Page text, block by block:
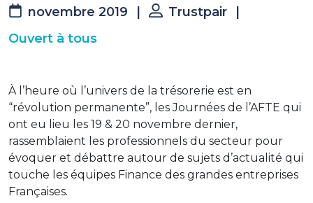
novembre 2019 Trustpair
Ouvert à tous
À l’heure où l’univers de la trésorerie est en
“révolution permanente”, les Journées de l’AFTE qui
ont eu lieu les 19 & 20 novembre dernier,
rassemblaient les professionnels du secteur pour
évoquer et débattre autour de sujets d’actualité qui
touche les équipes Finance des grandes entreprises
Françaises.